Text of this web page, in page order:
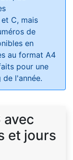
C, mais
de
en
au format A4
pour une
l'année.
et jours